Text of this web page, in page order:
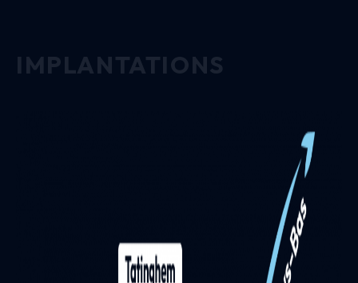
IMPLANTATIONS